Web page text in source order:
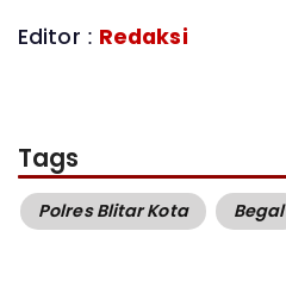
Editor : Redaksi
Tags
Polres Blitar Kota Begal